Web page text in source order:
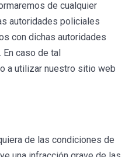
de cualquier
autoridades policiales
con dichas autoridades
caso de tal
a utilizar nuestro sitio web
de las condiciones de